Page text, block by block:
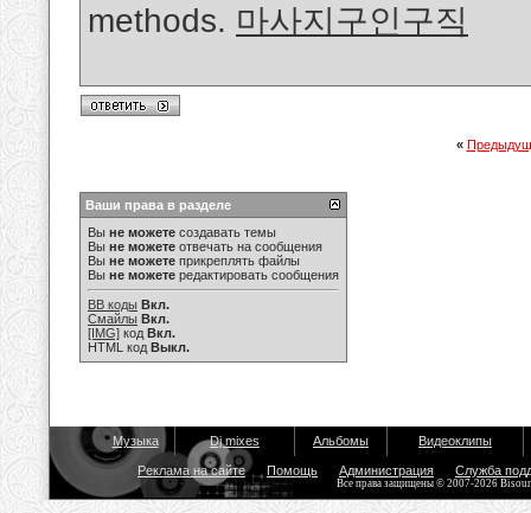
methods. 마사지구인구직
«
Ваши права в разделе
Вы не можете создавать темы
Вы не можете отвечать на сообщения
Вы не можете прикреплять файлы
Вы не можете редактировать сообщения
BB коды Вкл.
Смайлы Вкл.
[IMG] код Вкл.
HTML код Выкл.
Музыка Dj mixes Альбомы Видеоклипы
Реклама на сайте Помощь Администрация Служба
Все права защищены © 2007-2026